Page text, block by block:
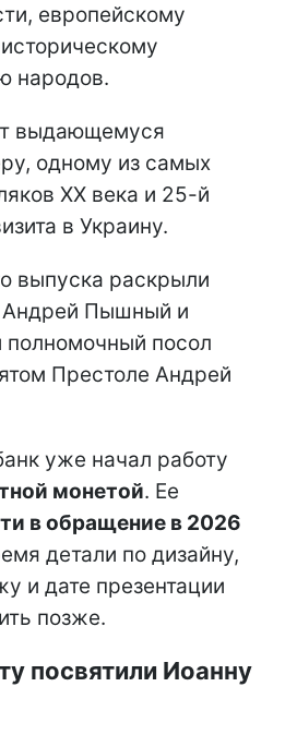
европейскому
народов.
выдающемуся
одному из самых
ХХ века и 25-й
в Украину.
выпуска раскрыли
Андрей Пышный и
посол
Престоле Андрей
уже начал работу
монетой. Ее
в обращение в 2026
детали по дизайну,
и дате презентации
позже.
посвятили Иоанну